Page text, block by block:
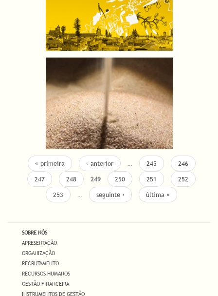
« primeira ‹ anterior … 245
246
247
248 249 250 251
252
253
… seguinte › última »
SOBRE NÓS
APRESENTAÇÃO
ORGANIZAÇÃO
RECRUTAMENTO
RECURSOS HUMANOS
GESTÃO FINANCEIRA
INSTRUMENTOS DE GESTÃO